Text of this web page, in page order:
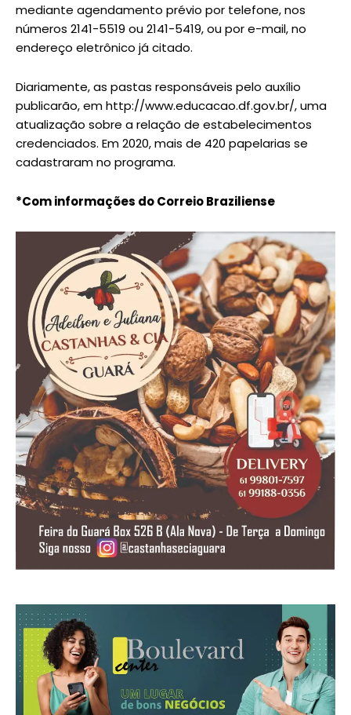
mediante agendamento prévio por telefone, nos
números 2141-5519 ou 2141-5419, ou por e-mail, no
endereço eletrônico já citado.
Diariamente, as pastas responsáveis pelo auxílio
publicarão, em http://www.educacao.df.gov.br/, uma
atualização sobre a relação de estabelecimentos
credenciados. Em 2020, mais de 420 papelarias se
cadastraram no programa.
*Com informações do Correio Braziliense